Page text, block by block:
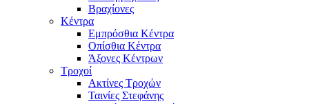
Βραχίονες
Κέντρα
Εμπρόσθια Κέντρα
Οπίσθια Κέντρα
Άξονες Κέντρων
Τροχοί
Ακτίνες Τροχών
Ταινίες Στεφάνης